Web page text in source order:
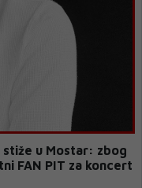
u Mostar: zbog
FAN PIT za koncert